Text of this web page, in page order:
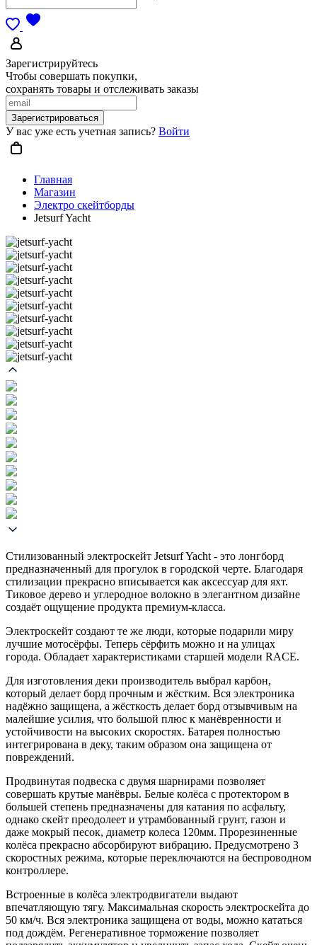
Зарегистрируйтесь
Чтобы совершать покупки,
сохранять товары и отслеживать заказы
Зарегистрироваться
У вас уже есть учетная запись? Войти
Главная
Магазин
Электро скейтборды
Jetsurf Yacht
Стилизованный электроскейт Jetsurf Yacht - это лонгборд
предназначенный для прогулок в городской черте. Благодаря
стилизации прекрасно вписывается как аксессуар для яхт.
Тиковое дерево и углеродное волокно в элегантном дизайне
создаёт ощущение продукта премиум-класса.
Электроскейт создают те же люди, которые подарили миру
лучшие мотосёрфы. Теперь сёрфить можно и на улицах
города. Обладает характеристиками старшей модели RACE.
Для изготовления деки производитель выбрал карбон,
который делает борд прочным и жёстким. Вся электроника
надёжно защищена, а жёсткость делает борд отзывчивым на
малейшие усилия, что большой плюс к манёвренности и
устойчивости на высоких скоростях. Батарея полностью
интегрирована в деку, таким образом она защищена от
повреждений.
Продвинутая подвеска с двумя шарнирами позволяет
совершать крутые манёвры. Белые колёса с протектором в
большей степень предназначены для катания по асфальту,
однако скейт преодолеет и утрамбованный грунт, газон и
даже мокрый песок, диаметр колеса 120мм. Прорезиненные
колёса прекрасно абсорбируют вибрацию. Предусмотрено 3
скоростных режима, которые переключаются на беспроводном
контроллере.
Встроенные в колёса электродвигатели выдают
впечатляющую тягу. Максимальная скорость электроскейта до
50 км/ч. Вся электроника защищена от воды, можно кататься
под дождём. Регенеративное торможение позволяет